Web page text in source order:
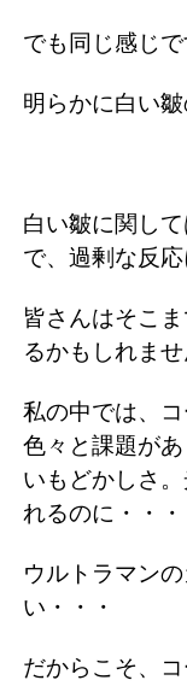
でも同じ感じで
明らかに白い
白い皺に関し
で、過剰な反
皆さんはそこ
るかもしれませ
私の中では、
色々と課題が
いもどかしさ
れるのに・・・
ウルトラマン
い・・・
だからこそ、